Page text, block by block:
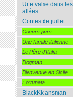
Une valse dans les
allées
Contes de juillet
Coeurs purs
Une famille italienne
Le Père d’Italia
Dogman
Bienvenue en Sicile
Fortunata
BlackKklansman